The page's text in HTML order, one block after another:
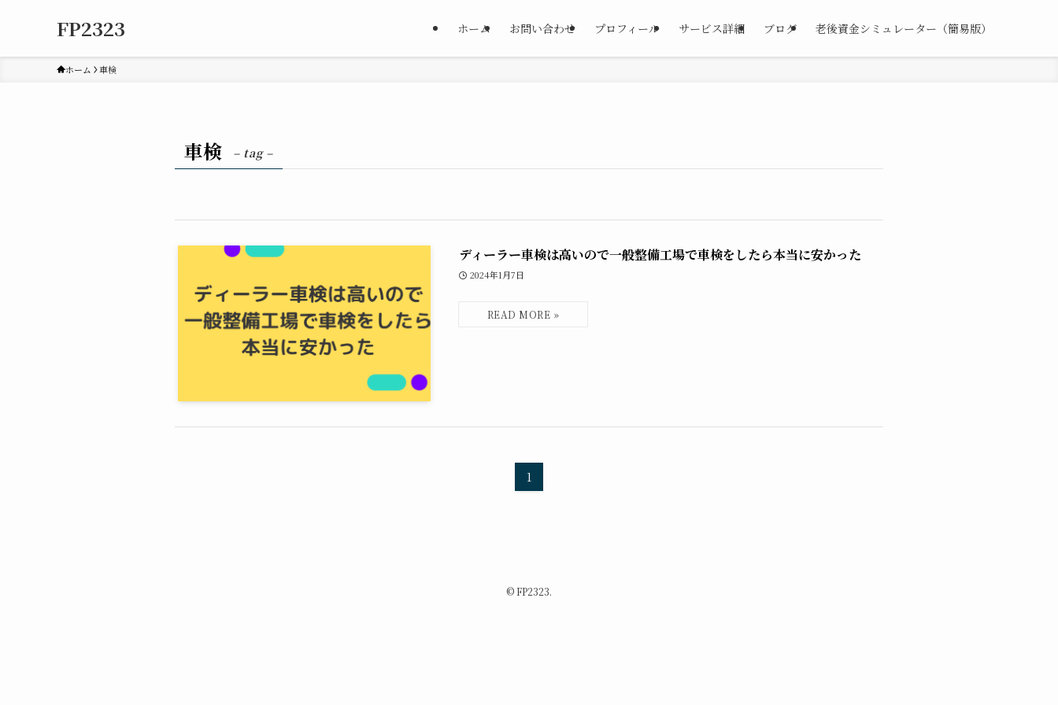
FP2323 ホーム お問い合わせ プロフィール サービス詳細 ブログ 老後資金シミュレーター（簡易版）
ホーム 車検
車検 – tag –
ディーラー車検は高いので一般整備工場で車検をしたら本当に安かった
2024年1月7日
1
©FP2323.